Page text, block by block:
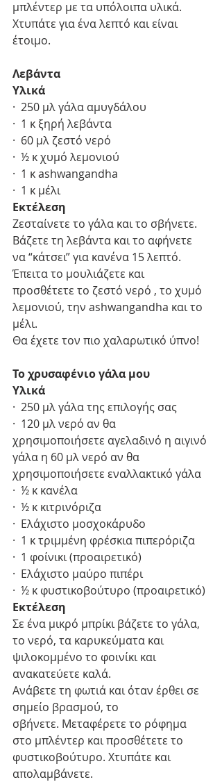
μπλέντερ με τα υπόλοιπα υλικά.
Χτυπάτε για ένα λεπτό και είναι
έτοιμο.
Λεβάντα
Υλικά
·  250 μλ γάλα αμυγδάλου
·  1 κ ξηρή λεβάντα
·  60 μλ ζεστό νερό
·  ½ κ χυμό λεμονιού
·  1 κ ashwangandha
·  1 κ μέλι
Εκτέλεση
Ζεσταίνετε το γάλα και το σβήνετε.
Βάζετε τη λεβάντα και το αφήνετε
να “κάτσει” για κανένα 15 λεπτό.
Έπειτα το μουλιάζετε και
προσθέτετε το ζεστό νερό , το χυμό
λεμονιού, την ashwangandha και το
μέλι.
Θα έχετε τον πιο χαλαρωτικό ύπνο!
Το χρυσαφένιο γάλα μου
Υλικά
·  250 μλ γάλα της επιλογής σας
·  120 μλ νερό αν θα
χρησιμοποιήσετε αγελαδινό η αιγινό
γάλα η 60 μλ νερό αν θα
χρησιμοποιήσετε εναλλακτικό γάλα
·  ½ κ κανέλα
·  ½ κ κιτρινόριζα
·  Ελάχιστο μοσχοκάρυδο
·  1 κ τριμμένη φρέσκια πιπερόριζα
·  1 φοίνικι (προαιρετικό)
·  Ελάχιστο μαύρο πιπέρι
·  ½ κ φυστικοβούτυρο (προαιρετικό)
Εκτέλεση
Σε ένα μικρό μπρίκι βάζετε το γάλα,
το νερό, τα καρυκεύματα και
ψιλοκομμένο το φοινίκι και
ανακατεύετε καλά.
Ανάβετε τη φωτιά και όταν έρθει σε
σημείο βρασμού, το
σβήνετε. Μεταφέρετε το ρόφημα
στο μπλέντερ και προσθέτετε το
φυστικοβούτυρο. Χτυπάτε και
απολαμβάνετε.